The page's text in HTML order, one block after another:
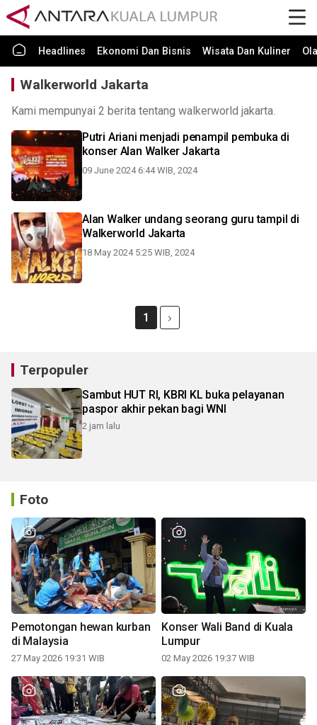
Headlines Ekonomi Dan Bisnis Wisata Dan Kuliner
Walkerworld Jakarta
Kami mempunyai 2 berita tentang walkerworld jakarta.
Putri Ariani menjadi penampil pembuka di
konser Alan Walker Jakarta
09 June 2024 6:44 WIB, 2024
Alan Walker undang seorang guru tampil di
Walkerworld Jakarta
18 May 2024 5:25 WIB, 2024
1
Terpopuler
Sambut HUT RI, KBRI KL buka pelayanan
paspor akhir pekan bagi WNI
2 jam lalu
Foto
Pemotongan hewan kurban
di Malaysia
27 May 2026 19:31 WIB
Konser Wali Band di Kuala
Lumpur
02 May 2026 19:37 WIB